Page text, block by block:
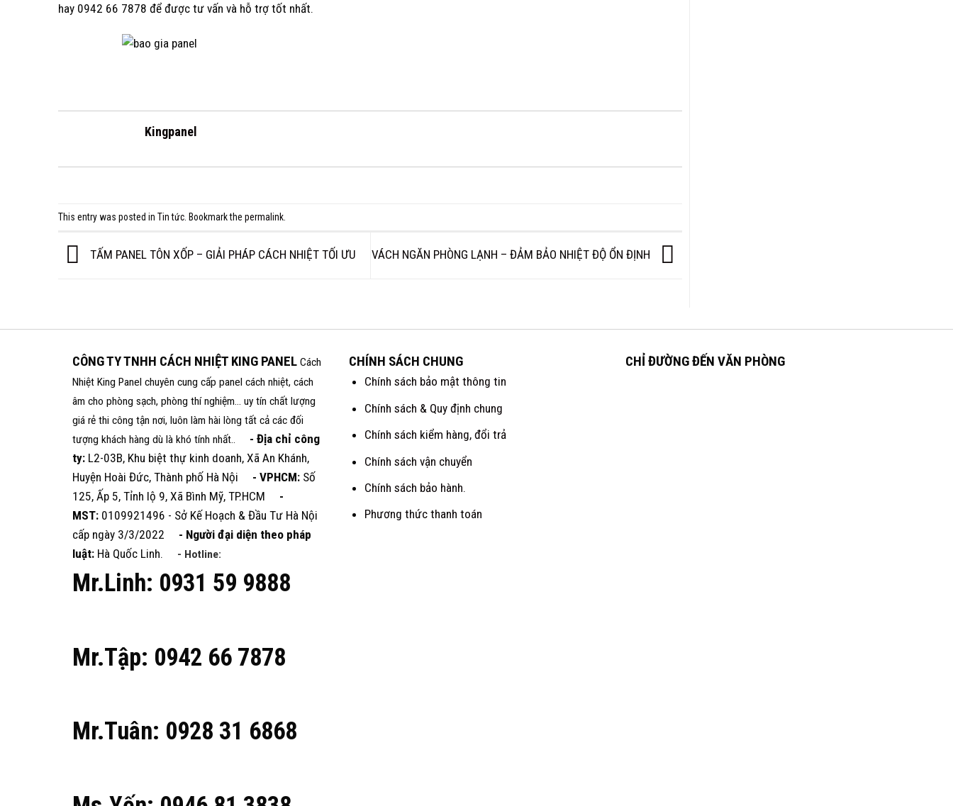
hay 0942 66 7878 để được tư vấn và hỗ trợ tốt nhất.
Kingpanel
This entry was posted in Tin tức . Bookmark the permalink
TẤM PANEL TÔN XỐP – GIẢI PHÁP CÁCH NHIỆT TỐI ƯU VÁCH NGĂN PHÒNG LẠNH – ĐẢM BẢO NHIỆT ĐỘ ỔN ĐỊNH
CÔNG TY TNHH CÁCH NHIỆT KING PANEL Cách
Nhiệt King Panel chuyên cung cấp panel cách nhiệt, cách
âm cho phòng sạch, phòng thí nghiệm... uy tín chất lượng
giá rẻ thi công tận nơi, luôn làm hài lòng tất cả các đối
tượng khách hàng dù là khó tính nhất..
- Địa chỉ công
ty: L2-03B, Khu biệt thự kinh doanh, Xã An Khánh,
Huyện Hoài Đức, Thành phố Hà Nội - VPHCM: Số
125, Ấp 5, Tỉnh lộ 9, Xã Bình Mỹ, TP.HCM -
MST: 0109921496 - Sở Kế Hoạch & Đầu Tư Hà Nội
cấp ngày 3/3/2022 - Người đại diện theo pháp
luật: Hà Quốc Linh. - Hotline:
Mr.Linh: 0931 59 9888
Mr.Tập: 0942 66 7878
Mr.Tuân: 0928 31 6868
CHÍNH SÁCH CHUNG
Chính sách bảo mật thông tin
Chính sách & Quy định chung
Chính sách kiểm hàng, đổi trả
Chính sách vận chuyển
Chính sách bảo hành.
Phương thức thanh toán
CHỈ ĐƯỜNG ĐẾN VĂN PHÒNG